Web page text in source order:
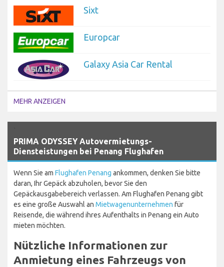
Sixt
Europcar
Galaxy Asia Car Rental
MEHR ANZEIGEN
PRIMA ODYSSEY Autovermietungs-
Diensteistungen bei Penang Flughafen
Wenn Sie am Flughafen Penang ankommen, denken Sie bitte
daran, Ihr Gepäck abzuholen, bevor Sie den
Gepäckausgabebereich verlassen. Am Flughafen Penang gibt
es eine große Auswahl an Mietwagenunternehmen für
Reisende, die während ihres Aufenthalts in Penang ein Auto
mieten möchten.
Nützliche Informationen zur
Anmietung eines Fahrzeugs von